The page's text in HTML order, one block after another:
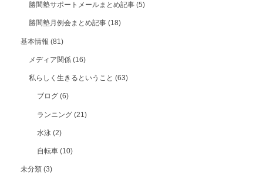
勝間塾サポートメールまとめ記事(5)
勝間塾月例会まとめ記事(18)
基本情報(81)
メディア関係(16)
私らしく生きるということ(63)
ブログ(6)
ランニング(21)
水泳(2)
自転車(10)
未分類(3)